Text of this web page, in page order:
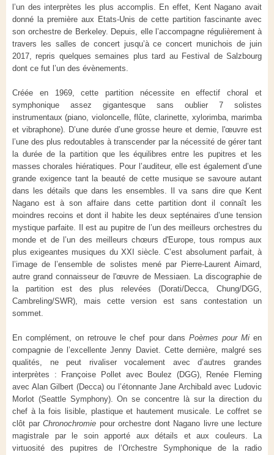
l’un des interprètes les plus accomplis. En effet, Kent Nagano avait
donné la première aux Etats-Unis de cette partition fascinante avec
son orchestre de Berkeley. Depuis, elle l’accompagne régulièrement à
travers les salles de concert jusqu’à ce concert munichois de juin
2017, repris quelques semaines plus tard au Festival de Salzbourg
dont ce fut l’un des évènements.
Créée en 1969, cette partition nécessite en effectif choral et
symphonique assez gigantesque sans oublier 7 solistes
instrumentaux (piano, violoncelle, flûte, clarinette, xylorimba, marimba
et vibraphone). D’une durée d’une grosse heure et demie, l'œuvre est
l’une des plus redoutables à transcender par la nécessité de gérer tant
la durée de la partition que les équilibres entre les pupitres et les
masses chorales hiératiques. Pour l’auditeur, elle est également d’une
grande exigence tant la beauté de cette musique se savoure autant
dans les détails que dans les ensembles. Il va sans dire que Kent
Nagano est à son affaire dans cette partition dont il connaît les
moindres recoins et dont il habite les deux septénaires d’une tension
mystique parfaite. Il est au pupitre de l’un des meilleurs orchestres du
monde et de l’un des meilleurs chœurs d'Europe, tous rompus aux
plus exigeantes musiques du XXI siècle. C’est absolument parfait, à
l’image de l’ensemble de solistes mené par Pierre-Laurent Aimard,
autre grand connaisseur de l'œuvre de Messiaen. La discographie de
la partition est des plus relevées (Dorati/Decca, Chung/DGG,
Cambreling/SWR), mais cette version est sans contestation un
sommet.
En complément, on retrouve le chef pour dans Poèmes pour Mien
compagnie de l’excellente Jenny Daviet. Cette dernière, malgré ses
qualités, ne peut rivaliser vocalement avec d’autres grandes
interprètes : Françoise Pollet avec Boulez (DGG), Renée Fleming
avec Alan Gilbert (Decca) ou l’étonnante Jane Archibald avec Ludovic
Morlot (Seattle Symphony). On se concentre là sur la direction du
chef à la fois lisible, plastique et hautement musicale. Le coffret se
clôt parChronochromie pour orchestre dont Nagano livre une lecture
magistrale par le soin apporté aux détails et aux couleurs. La
virtuosité des pupitres de l’Orchestre Symphonique de la radio